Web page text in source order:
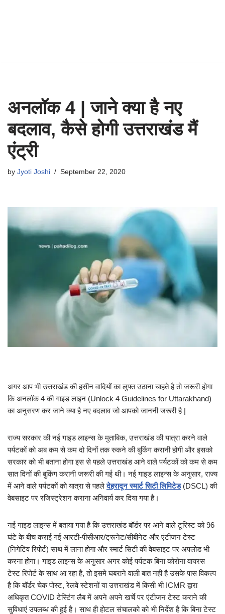
अनलॉक 4 | जाने क्या है नए
बदलाव, कैसे होगी उत्तराखंड मैं
एंट्री
by Jyoti Joshi September 22, 2020
अगर आप भी उत्तराखंड की हसीन वादियों का लुफ्त उठाना चाहते है तो जरूरी होगा
कि अनलॉक 4 की गाइड लाइन (Unlock 4 Guidelines for Uttarakhand)
का अनुसरण कर जाने क्या है नए बदलाव जो आपको जाननी जरूरी है |
राज्य सरकार की नई गाइड लाइन्स के मुताबिक, उत्तराखंड की यात्रा करने वाले
पर्यटकों को अब कम से कम दो दिनों तक रुकने की बुकिंग करानी होगी और इसको
सरकार को भी बताना होगा इस से पहले उत्तराखंड आने वाले पर्यटकों को कम से कम
सात दिनों की बुकिंग करानी जरूरी की गई थी। नई गाइड लाइन्स के अनुसार, राज्य
में आने वाले पर्यटकों को यात्रा से पहलेदेहरादून स्मार्ट सिटी लिमिटेड(DSCL) की
वेबसाइट पर रजिस्ट्रेशन कराना अनिवार्य कर दिया गया है।
नई गाइड लाइन्स में बताया गया है कि उत्तराखंड बॉर्डर पर आने वाले टूरिस्ट को 96
घंटे के बीच कराई गई आरटी-पीसीआर/ट्रूनेट/सीबीनेट और एंटीजन टेस्ट
(निगेटिव रिपोर्ट) साथ में लाना होगा और स्मार्ट सिटी की वेबसाइट पर अपलोड भी
करना होगा। गाइड लाइन्स के अनुसार अगर कोई पर्यटक बिना कोरोना वायरस
टेस्ट रिपोर्ट के साथ आ रहा है, तो इसमे घबराने वाली बात नही है उसके पास विकल्प
है कि बॉर्डर चेक पोस्ट, रेलवे स्टेशनों या उत्तराखंड में किसी भी ICMR द्वारा
अधिकृत COVID टेस्टिंग लैब में अपने अपने खर्चे पर एंटीजन टेस्ट कराने की
सुविधाएं उपलब्ध की हुई है। साथ ही होटल संचालको को भी निर्देश है कि बिना टेस्ट